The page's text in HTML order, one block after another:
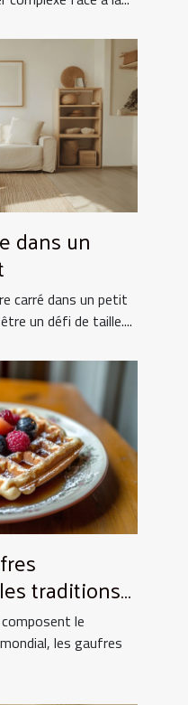
dans un
carré dans un petit
un défi de taille....
traditions
le
les gaufres